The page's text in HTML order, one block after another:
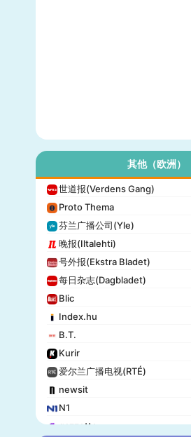
其他（欧洲）
世道报(Verdens Gang)
Proto Thema
芬兰广播公司(Yle)
晚报(Iltalehti)
号外报(Ekstra Bladet)
每日杂志(Dagbladet)
Blic
Index.hu
B.T.
Kurir
爱尔兰广播电视(RTÉ)
newsit
N1
gazzetta